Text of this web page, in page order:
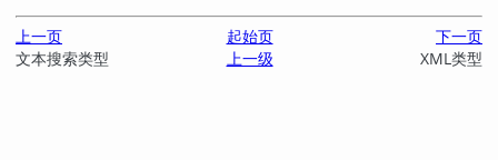
上一页 起始页
下一页
文本搜索类型
上一级 XML 类型